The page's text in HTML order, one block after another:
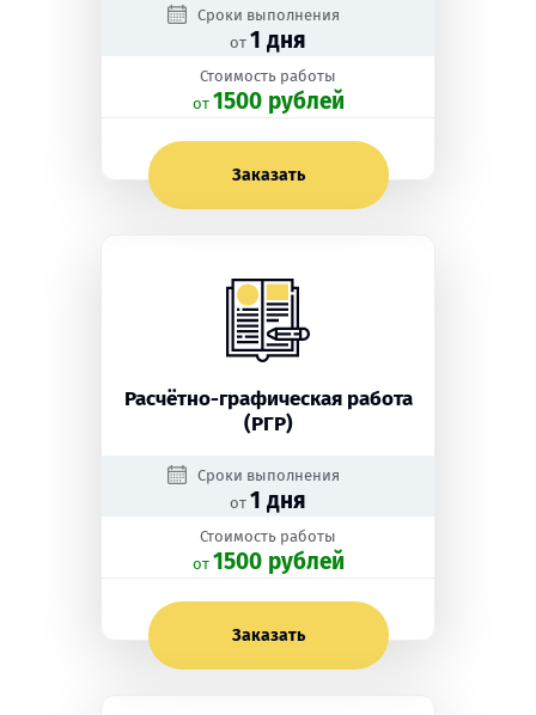
Сроки выполнения
от 1 дня
Стоимость работы
oт 1500 рублей
Заказать
Расчётно-графическая работа
(РГР)
Сроки выполнения
от 1 дня
Стоимость работы
oт 1500 рублей
Заказать